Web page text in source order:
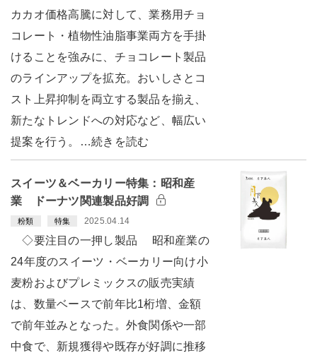
カカオ価格高騰に対して、業務用チョ
コレート・植物性油脂事業両方を手掛
けることを強みに、チョコレート製品
のラインアップを拡充。おいしさとコ
スト上昇抑制を両立する製品を揃え、
新たなトレンドへの対応など、幅広い
提案を行う。…続きを読む
スイーツ＆ベーカリー特集：昭和産
業 ドーナツ関連製品好調
粉類 特集 2025.04.14
◇要注目の一押し製品 昭和産業の
24年度のスイーツ・ベーカリー向け小
麦粉およびプレミックスの販売実績
は、数量ベースで前年比1桁増、金額
で前年並みとなった。外食関係や一部
中食で、新規獲得や既存が好調に推移